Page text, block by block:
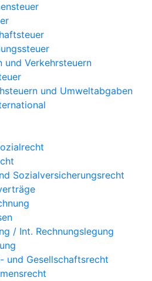
und Verkehrsteuern
und Umweltabgaben
Sozialversicherungsrecht
/ Int. Rechnungslegung
und Gesellschaftsrecht